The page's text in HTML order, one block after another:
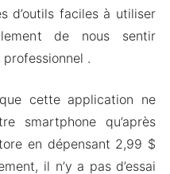
d’outils faciles à utiliser
de nous sentir
.
cette application ne
smartphone qu’après
en dépensant 2,99 $
il n’y a pas d’essai